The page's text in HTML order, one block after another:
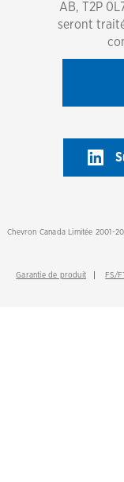
AB, T2P
seront
Chevron Canada Limitée 2001-
Garantie de produit FS/